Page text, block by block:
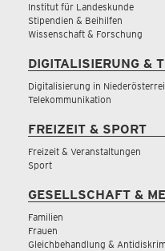
Institut für Landeskunde
Stipendien & Beihilfen
Wissenschaft & Forschung
DIGITALISIERUNG &
Digitalisierung in
Telekommunikation
FREIZEIT & SPORT
Freizeit & Veranstaltungen
Sport
GESELLSCHAFT &
Familien
Frauen
Gleichbehandlung &